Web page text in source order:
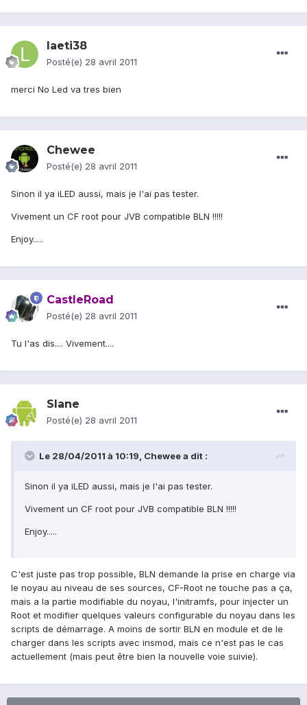
laeti38
Posté(e) 28 avril 2011
merci No Led va tres bien
Chewee
Posté(e) 28 avril 2011
Sinon il ya iLED aussi, mais je l'ai pas tester.
Vivement un CF root pour JVB compatible BLN !!!!!
Enjoy.....
CastleRoad
Posté(e) 28 avril 2011
Tu l'as dis.... Vivement....
Slane
Posté(e) 28 avril 2011
Le 28/04/2011 à 10:19, Chewee a dit :
Sinon il ya iLED aussi, mais je l'ai pas tester.
Vivement un CF root pour JVB compatible BLN !!!!!
Enjoy.....
C'est juste pas trop possible, BLN demande la prise en charge via
le noyau au niveau de ses sources, CF-Root ne touche pas a ça,
mais a la partie modifiable du noyau, l'initramfs, pour injecter un
Root et modifier quelques valeurs configurable du noyau dans les
scripts de démarrage. A moins de sortir BLN en module et de le
charger dans les scripts avec insmod, mais ce n'est pas le cas
actuellement (mais peut être bien la nouvelle voie suivie).